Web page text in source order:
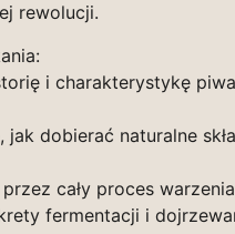
rewolucji.
i charakterystykę
jak dobierać naturalne
cały proces
fermentacji i